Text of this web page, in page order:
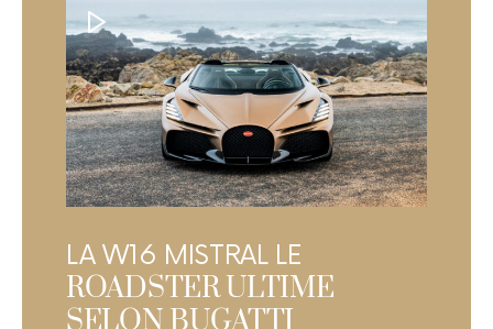
LA W16 MISTRAL LE
ROADSTER ULTIME
SELON BUGATTI